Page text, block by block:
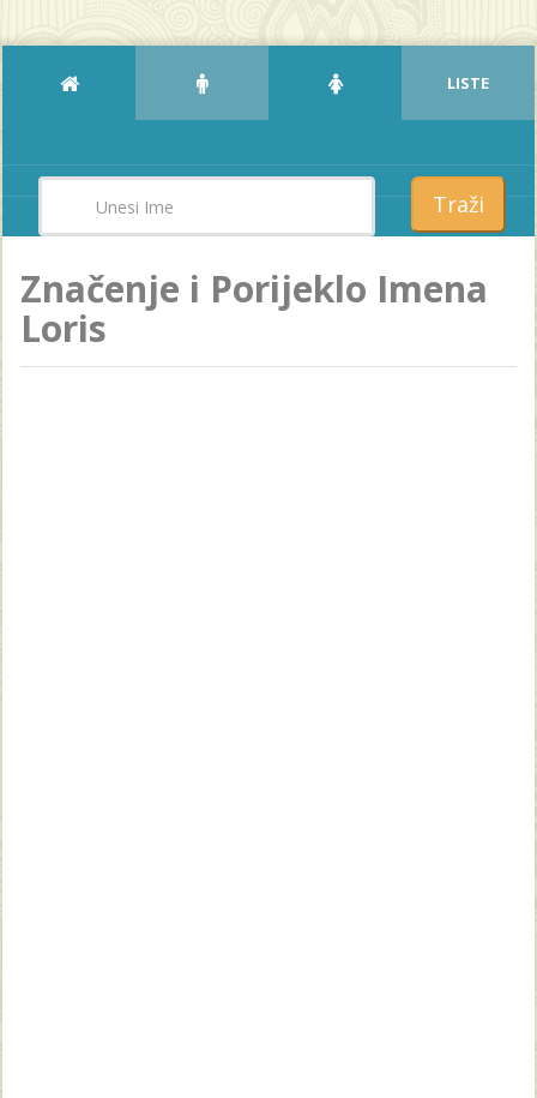
LISTE
Traži
Značenje i Porijeklo Imena
Loris